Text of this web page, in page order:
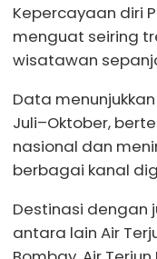
Kepercayaan diri
menguat seiring
wisatawan
Data
Juli–Oktober,
nasional dan
berbagai kanal
Destinasi dengan
antara lain Air